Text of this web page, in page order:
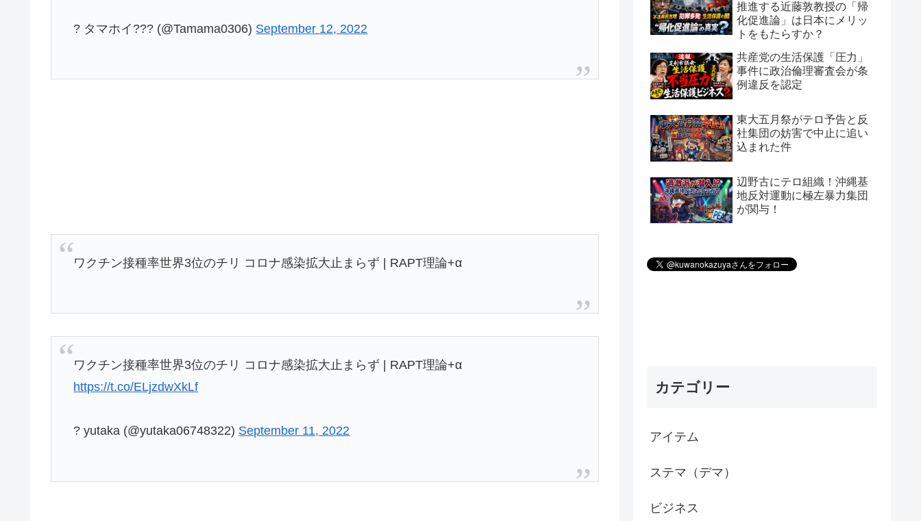
? タマホイ??? (@Tamama0306) September 12, 2022
ワクチン接種率世界3位のチリ コロナ感染拡大止まらず | RAPT理論+α
ワクチン接種率世界3位のチリ コロナ感染拡大止まらず | RAPT理論+α
https://t.co/ELjzdwXkLf
? yutaka (@yutaka06748322) September 11, 2022
推進する近藤敦教授の「帰
化促進論」は日本にメリッ
トをもたらすか？
共産党の生活保護「圧力」
事件に政治倫理審査会が条
例違反を認定
東大五月祭がテロ予告と反
社集団の妨害で中止に追い
込まれた件
辺野古にテロ組織！沖縄基
地反対運動に極左暴力集団
が関与！
カテゴリー
アイテム
ステマ（デマ）
ビジネス